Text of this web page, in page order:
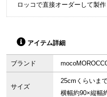
ロッコで直接オーダーして製作
アイテム詳細
ブランド
サイズ
25cmくらいま
横幅約90×縦幅